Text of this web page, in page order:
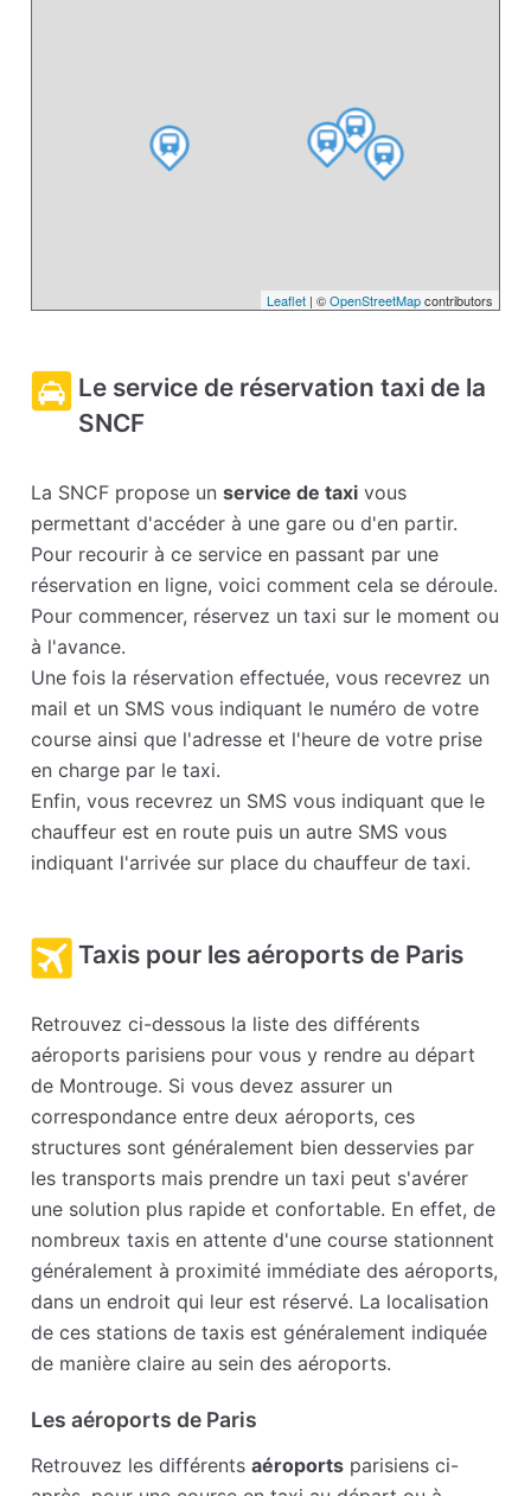
Leaflet| ©OpenStreetMapcontributors
Le service de réservation taxi de la
SNCF
La SNCF propose unservice de taxi vous
permettant d'accéder à une gare ou d'en partir.
Pour recourir à ce service en passant par une
réservation en ligne, voici comment cela se déroule.
Pour commencer, réservez un taxi sur le moment ou
à l'avance.
Une fois la réservation effectuée, vous recevrez un
mail et un SMS vous indiquant le numéro de votre
course ainsi que l'adresse et l'heure de votre prise
en charge par le taxi.
Enfin, vous recevrez un SMS vous indiquant que le
chauffeur est en route puis un autre SMS vous
indiquant l'arrivée sur place du chauffeur de taxi.
Taxis pour les aéroports de Paris
Retrouvez ci-dessous la liste des différents
aéroports parisiens pour vous y rendre au départ
de Montrouge. Si vous devez assurer un
correspondance entre deux aéroports, ces
structures sont généralement bien desservies par
les transports mais prendre un taxi peut s'avérer
une solution plus rapide et confortable. En effet, de
nombreux taxis en attente d'une course stationnent
généralement à proximité immédiate des aéroports,
dans un endroit qui leur est réservé. La localisation
de ces stations de taxis est généralement indiquée
de manière claire au sein des aéroports.
Les aéroports de Paris
Retrouvez les différentsaéroports parisiens ci-